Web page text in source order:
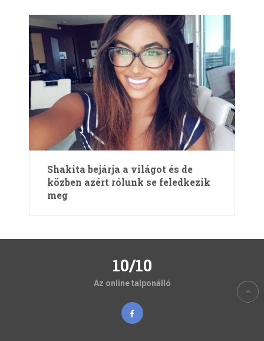
Shakita bejárja a világot és de
közben azért rólunk se feledkezik
meg
10/10
Az online talponálló